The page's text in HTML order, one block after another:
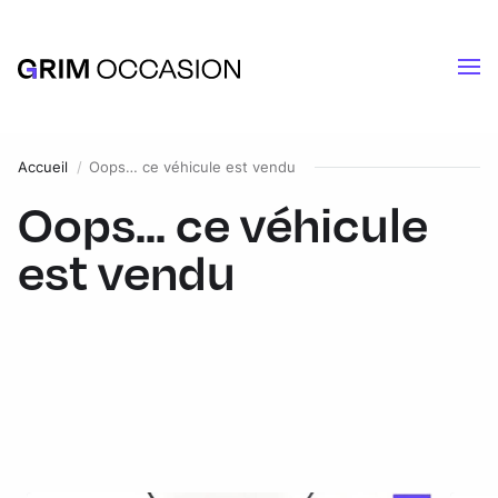
Accueil Oops… ce véhicule est vendu
Oops... ce véhicule
est vendu